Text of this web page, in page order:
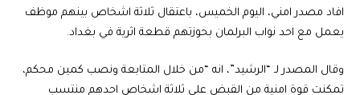
افاد مصدر امني، اليوم الخميس، باعتقال ثلاثة اشخاص بينهم موظف
يعمل مع احد نواب البرلمان بحوزتهم قطعة اثرية في بغداد.
وقال المصدر لـ “الرشيد”، انه “من خلال المتابعة ونصب كمين محكم،
تمكنت قوة امنية من القبض على ثلاثة اشخاص احدهم منتسب